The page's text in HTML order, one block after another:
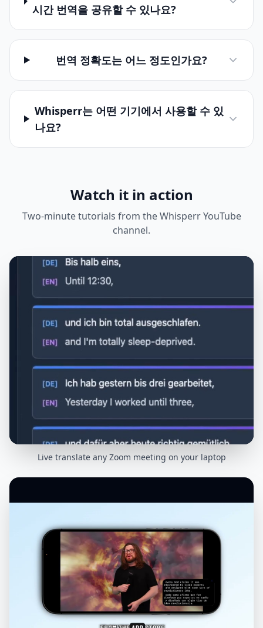
시간 번역을 공유할 수 있나요?
번역 정확도는 어느 정도인가요?
Whisperr는 어떤 기기에서 사용할 수 있
나요?
Watch it in action
Two-minute tutorials from the Whisperr YouTube
channel.
Live translate any Zoom meeting on your laptop